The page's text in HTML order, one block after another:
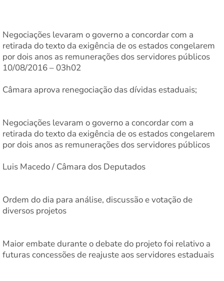
Negociações levaram o governo a concordar com a
retirada do texto da exigência de os estados congelarem
por dois anos as remunerações dos servidores públicos
10/08/2016 – 03h02
Câmara aprova renegociação das dívidas estaduais;
Negociações levaram o governo a concordar com a
retirada do texto da exigência de os estados congelarem
por dois anos as remunerações dos servidores públicos
Luis Macedo / Câmara dos Deputados
Ordem do dia para análise, discussão e votação de
diversos projetos
Maior embate durante o debate do projeto foi relativo a
futuras concessões de reajuste aos servidores estaduais